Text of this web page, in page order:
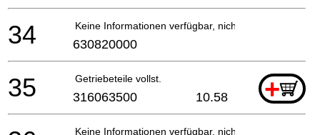
Keine Informationen verfügbar, nicht bestellbar
34 630820000
Getriebeteile vollst. +
35 316063500 10.58
Keine Informationen verfügbar, nicht bestellbar